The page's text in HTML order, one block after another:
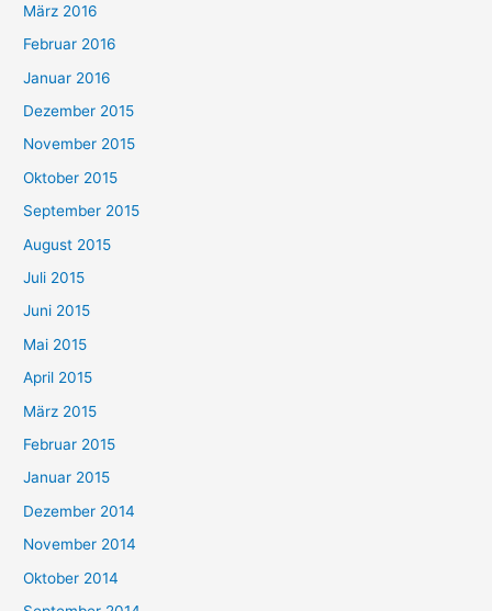
März 2016
Februar 2016
Januar 2016
Dezember 2015
November 2015
Oktober 2015
September 2015
August 2015
Juli 2015
Juni 2015
Mai 2015
April 2015
März 2015
Februar 2015
Januar 2015
Dezember 2014
November 2014
Oktober 2014